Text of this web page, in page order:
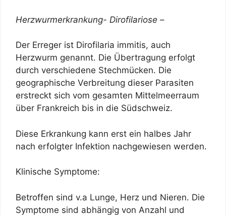
Herzwurmerkrankung- Dirofilariose –
Der Erreger ist Dirofilaria immitis, auch
Herzwurm genannt. Die Übertragung erfolgt
durch verschiedene Stechmücken. Die
geographische Verbreitung dieser Parasiten
erstreckt sich vom gesamten Mittelmeerraum
über Frankreich bis in die Südschweiz.
Diese Erkrankung kann erst ein halbes Jahr
nach erfolgter Infektion nachgewiesen werden.
Klinische Symptome:
Betroffen sind v.a Lunge, Herz und Nieren. Die
Symptome sind abhängig von Anzahl und